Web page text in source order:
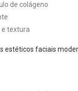
de colágeno
textura
estéticos faciais